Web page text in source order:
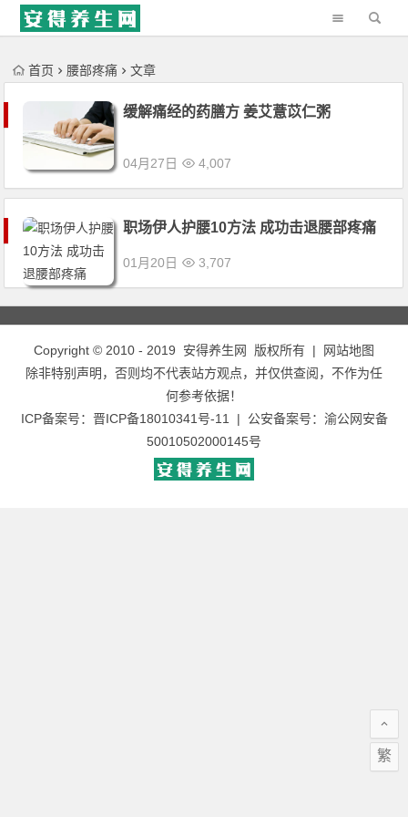
'); })();
首页 腰部疼痛 文章
缓解痛经的药膳方 姜艾薏苡仁粥
04月27日 4,007
职场伊人护腰10方法 成功击退腰部疼痛
01月20日 3,707
Copyright © 2010 - 2019 安得养生网 版权所有 |
网站地图
除非特别声明，否则均不代表站方观点，并仅供查阅，不作为任
何参考依据！
ICP备案号： 晋ICP备18010341号-11 | 公安备案号： 渝公网安备
50010502000145号
繁